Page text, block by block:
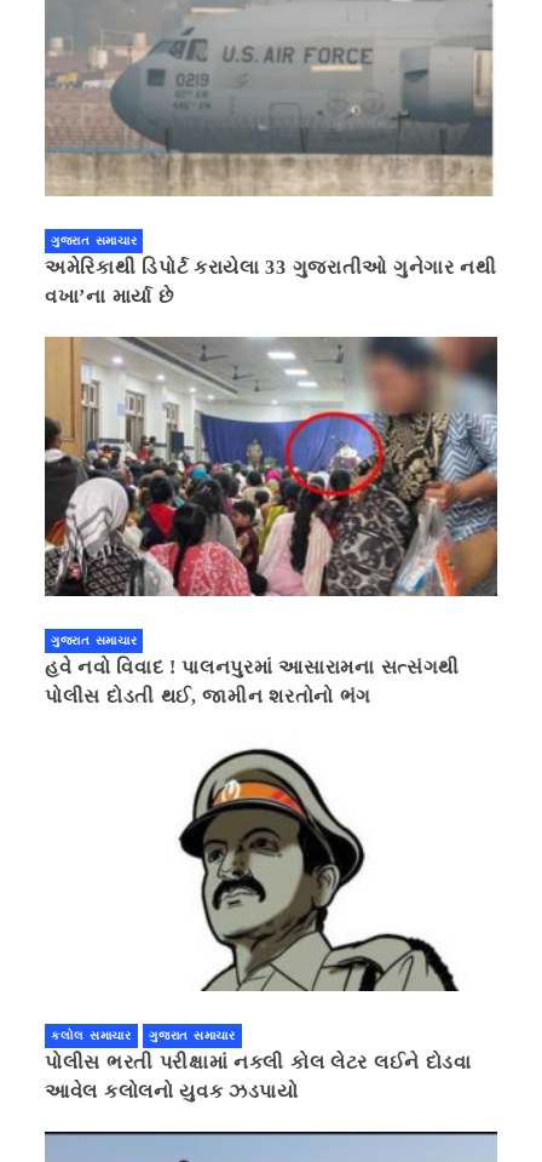
ગુજરાત સમાચાર
અમેરિકાથી ડિપોર્ટ કરાયેલા 33 ગુજરાતીઓ ગુનેગાર નથી
વખા’ના માર્યા છે
ગુજરાત સમાચાર
હવે નવો વિવાદ ! પાલનપુરમાં આસારામના સત્સંગથી
પોલીસ દોડતી થઈ, જામીન શરતોનો ભંગ
કલોલ સમાચાર ગુજરાત સમાચાર
પોલીસ ભરતી પરીક્ષામાં નકલી કોલ લેટર લઈને દોડવા
આવેલ કલોલનો યુવક ઝડપાયો